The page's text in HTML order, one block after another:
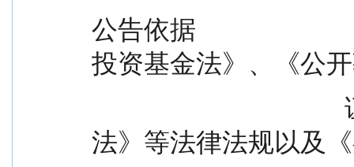
公告依据
投资基金法》、《公
法》等法律法规以及